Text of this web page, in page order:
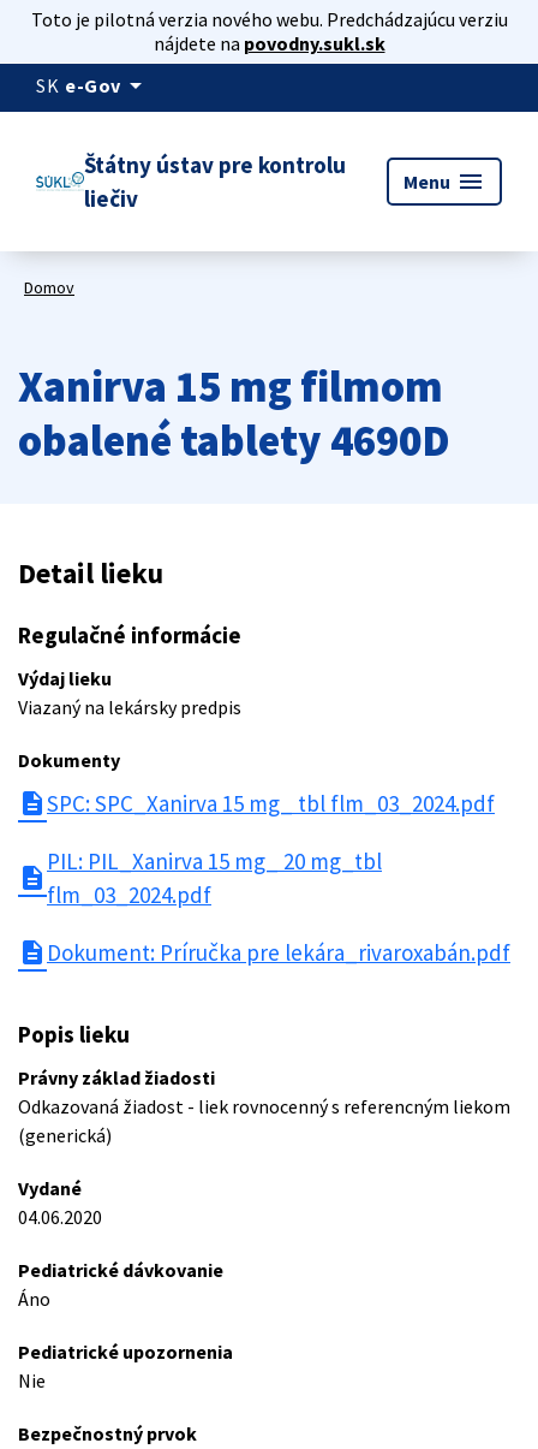
Toto je pilotná verzia nového webu. Predchádzajúcu verziu
nájdete na povodny.sukl.sk
SK e-Gov arrow_drop_down
Štátny ústav pre kontrolu
liečiv
Menu menu
Domov
Xanirva 15 mg filmom
obalené tablety 4690D
Detail lieku
Regulačné informácie
Výdaj lieku
Viazaný na lekársky predpis
Dokumenty
descriptionSPC: SPC_Xanirva 15 mg_ tbl flm_03_2024.pdf
description
PIL: PIL_Xanirva 15 mg_ 20 mg_tbl
flm_03_2024.pdf
description Dokument: Príručka pre lekára_rivaroxabán.pdf
Popis lieku
Právny základ žiadosti
Odkazovaná žiadost - liek rovnocenný s referencným liekom
(generická)
Vydané
04.06.2020
Pediatrické dávkovanie
Áno
Pediatrické upozornenia
Nie
Bezpečnostný prvok